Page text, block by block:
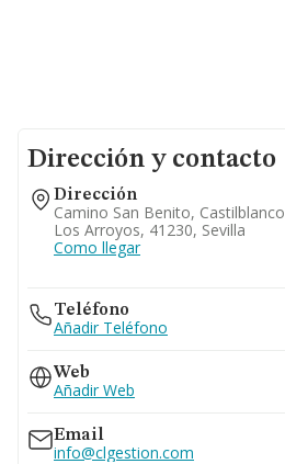
Dirección y contacto
Dirección
Camino San Benito,
Los Arroyos, 41230, Sevilla
Como llegar
Teléfono
Añadir Teléfono
Web
Añadir Web
Email
info@clgestion.com